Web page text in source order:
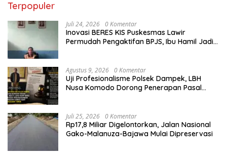
Terpopuler
Juli 24, 2026 0 Komentar
Inovasi BERES KIS Puskesmas Lawir
Permudah Pengaktifan BPJS, Ibu Hamil Jadi
Agustus 9, 2026 0 Komentar
Uji Profesionalisme Polsek Dampek, LBH
Nusa Komodo Dorong Penerapan Pasal
Juli 25, 2026 0 Komentar
Rp17,8 Miliar Digelontorkan, Jalan Nasional
Gako-Malanuza-Bajawa Mulai Dipreservasi